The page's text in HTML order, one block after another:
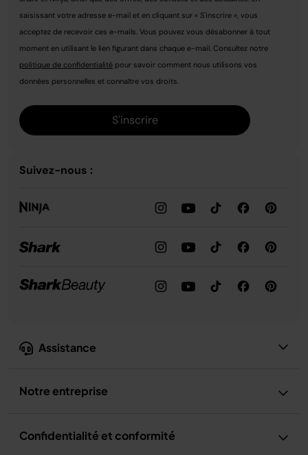
Assistance
Notre entreprise
Confidentialité et conformité
saisissant votre adresse e-mail et en cliquant sur « S'inscrire », vous
acceptez de recevoir ces e-mails. Vous pouvez vous désabonner à tout
moment en utilisant le lien figurant dans chaque e-mail. Consultez notre
politique de confidentialité pour savoir comment nous utilisons vos
données personnelles et connaître vos droits.
S'inscrire
Suivez-nous :